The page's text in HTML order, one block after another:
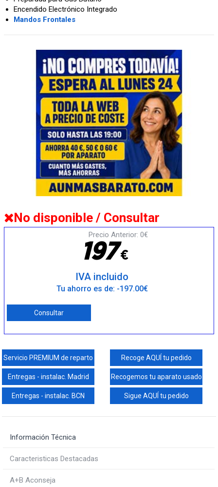
Encendido Electrónico Integrado
Mandos Frontales
No disponible / Consultar
Precio Anterior: 0€
197 €
IVA incluido
Tu ahorro es de: -197.00€
Consultar
Servicio PREMIUM de reparto Recoge AQUÍ tu pedido
Entregas - instalac. Madrid Recogemos tu aparato usado
Entregas - instalac. BCN Sigue AQUÍ tu pedido
Información Técnica
Caracteristicas Destacadas
A+B Aconseja